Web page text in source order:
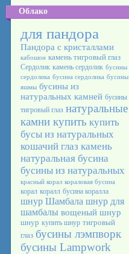
Облако
для пандора
Пандора с кристаллами
кабошон камень тигровый глаз
Сердолик камень сердолик бусины
сердолика бусина сердолика бусины
яшмы бусины из
натуральных камней бусины
тигровый глаз натуральные
камни купить купить
бусы из натуральных
кошачий глаз камень
натуральная бусина
бусины из натуральных
красный корал кораловая бусина
корал коралл бусина коралла
шнур Шамбала шнур для
шамбалы вощеный шнур
шнур купить шнур тигровый
глаз бусины лэмпворк
бусины Lampwork